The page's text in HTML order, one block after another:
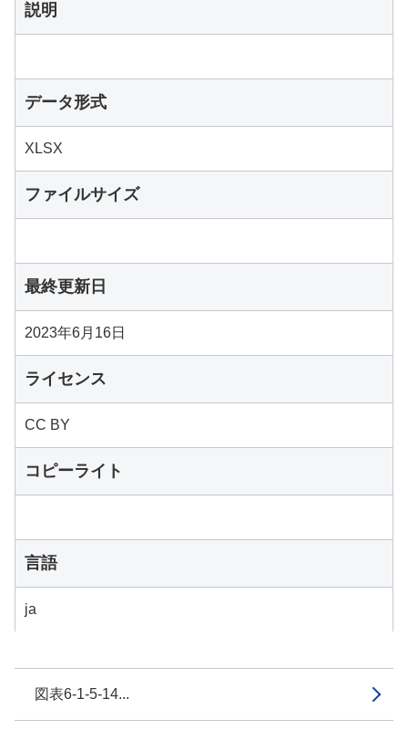
図表6-1-5-14...
説明
データ形式
XLSX
ファイルサイズ
最終更新日
2023年6月16日
ライセンス
CC BY
コピーライト
言語
ja